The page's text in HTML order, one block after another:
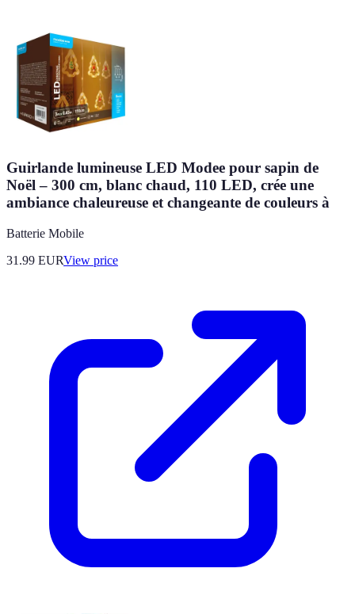
Guirlande lumineuse LED Modee pour sapin de
Noël – 300 cm, blanc chaud, 110 LED, crée une
ambiance chaleureuse et changeante de couleurs à
Batterie Mobile
31.99 EURView price